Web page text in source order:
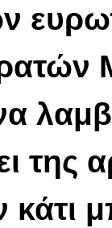
της
κάτι